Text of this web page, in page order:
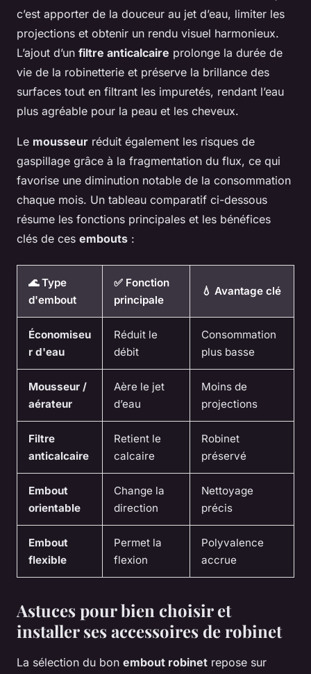
c’est apporter de la douceur au jet d’eau, limiter les
projections et obtenir un rendu visuel harmonieux.
L’ajout d’un filtre anticalcaire prolonge la durée de
vie de la robinetterie et préserve la brillance des
surfaces tout en filtrant les impuretés, rendant l’eau
plus agréable pour la peau et les cheveux.
Le mousseur réduit également les risques de
gaspillage grâce à la fragmentation du flux, ce qui
favorise une diminution notable de la consommation
chaque mois. Un tableau comparatif ci-dessous
résume les fonctions principales et les bénéfices
clés de ces embouts :
🌊 Type
d'embout
✅ Fonction
principale
💧 Avantage clé
Économiseu
r d'eau
Réduit le
débit
Consommation
plus basse
Mousseur /
aérateur
Aère le jet
d’eau
Moins de
projections
Filtre
anticalcaire
Retient le
calcaire
Robinet
préservé
Embout
orientable
Change la
direction
Nettoyage
précis
Embout
flexible
Permet la
flexion
Polyvalence
accrue
Astuces pour bien choisir et
installer ses accessoires de robinet
La sélection du bon embout robinet repose sur